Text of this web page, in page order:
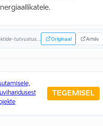
tutvustus... Originaal Arhiiv
TEGEMISEL